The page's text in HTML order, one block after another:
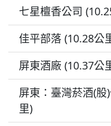
七星檀香公司
佳平部落 (10.28公
屏東酒廠 (10.37公
屏東：臺灣菸酒(
里)